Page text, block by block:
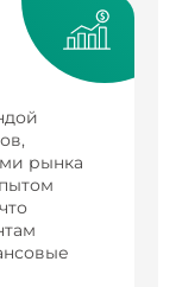
рынка